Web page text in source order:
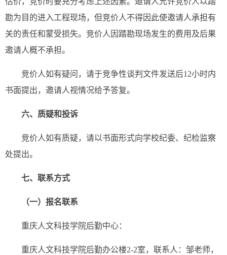
勘为目的进入工程现场，但竞价人不得因此使邀请人承担有
关的责任和蒙受损失。竞价人因踏勘现场发生的费用及后果
邀请人概不承担。
竞价人如有疑问，请于竞争性谈判文件发送后12小时内
书面提出，邀请人视情况给予答复。
六、 质疑和投诉
竞价人如有质疑，请以书面形式向学校纪委、纪检监察
处提出。
七、联系方式
（一）报名联系
重庆人文科技学院后勤中心：
重庆人文科技学院后勤办公楼2-2室，联系人：邹老师，